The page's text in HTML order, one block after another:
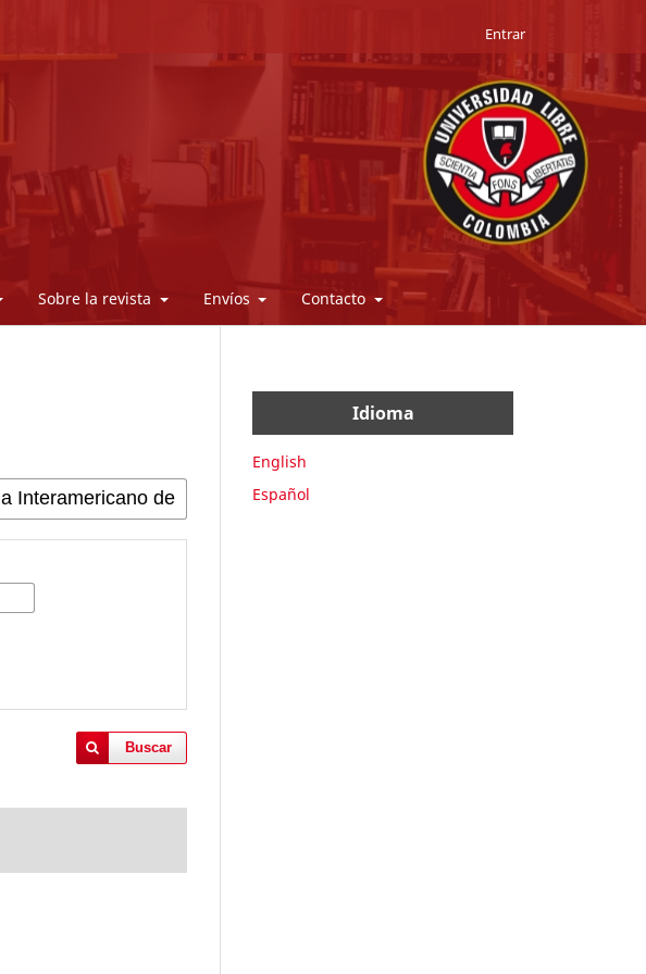
Sobre la revista Envíos Contacto
Entrar
Buscar
Idioma
English
Español